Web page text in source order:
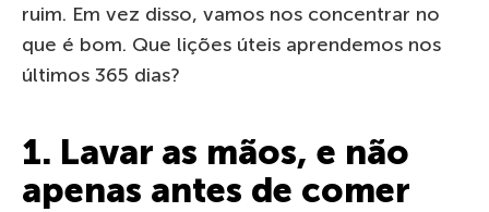
ruim. Em vez disso, vamos nos concentrar no
que é bom. Que lições úteis aprendemos nos
últimos 365 dias?
1. Lavar as mãos, e não
apenas antes de comer